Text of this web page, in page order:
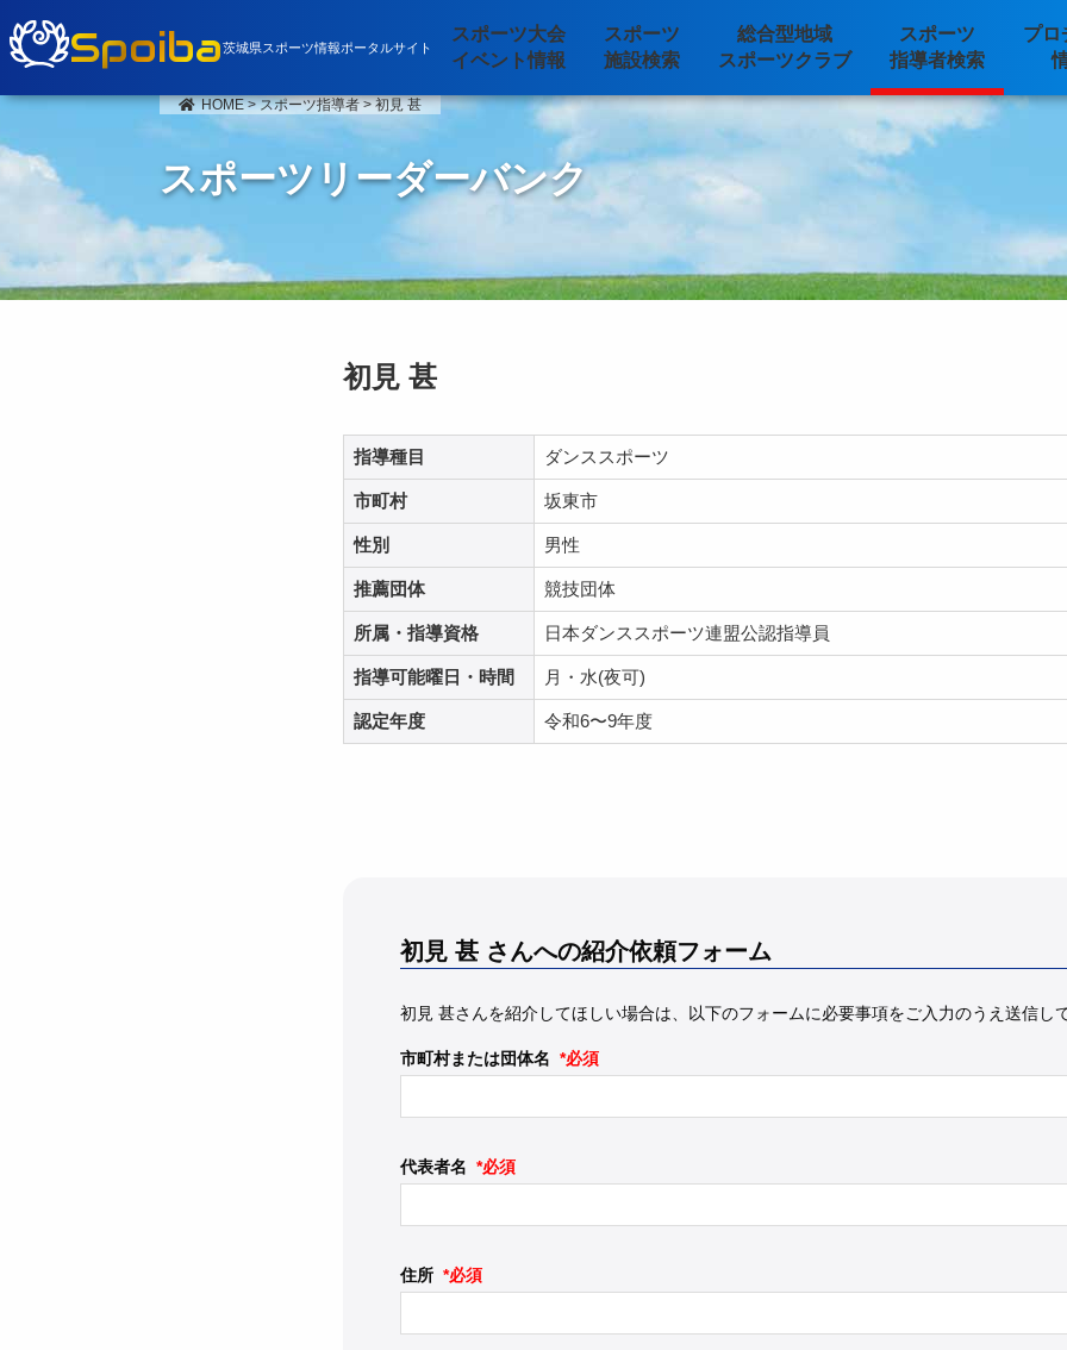
Spoiba茨城県スポーツ情報ポータルサイト
スポーツ大会
イベント情報
スポーツ
施設検索
総合型地域
スポーツクラブ
スポーツ
指導者検索
プロ
HOME>スポーツ指導者>初見 甚
スポーツリーダーバンク
初見 甚
指導種目 ダンススポーツ
市町村 坂東市
性別 男性
推薦団体 競技団体
所属・指導資格 日本ダンススポーツ連盟公認指導員
指導可能曜日・時間 月・水(夜可)
認定年度 令和6〜9年度
初見 甚 さんへの紹介依頼フォーム
初見 甚さんを紹介してほしい場合は、以下のフォームに必要事項をご入力のうえ送信し
市町村または団体名 *必須
代表者名 *必須
住所 *必須